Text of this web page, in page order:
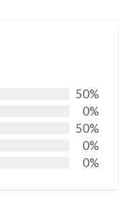
50%
0%
50%
0%
0%